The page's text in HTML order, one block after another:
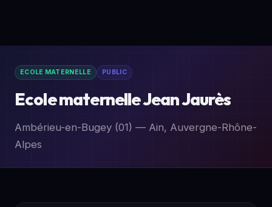
ECOLE MATERNELLE PUBLIC
Ecole maternelle Jean Jaurès
Ambérieu-en-Bugey (01) — Ain, Auvergne-Rhône-
Alpes